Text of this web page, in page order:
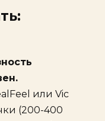
или Vic
(200-400